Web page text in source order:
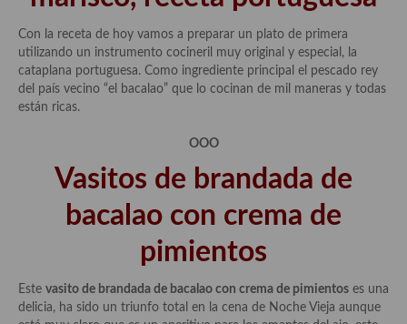
Con la receta de hoy vamos a preparar un plato de primera
utilizando un instrumento cocineril muy original y especial, la
cataplana portuguesa. Como ingrediente principal el pescado rey
del país vecino “el bacalao” que lo cocinan de mil maneras y todas
están ricas.
OOO
Vasitos de brandada de
bacalao con crema de
pimientos
Este vasito de brandada de bacalao con crema de pimientos es una
delicia, ha sido un triunfo total en la cena de Noche Vieja aunque